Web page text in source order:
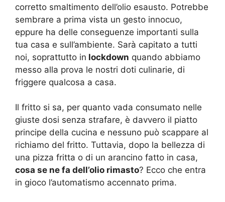
corretto smaltimento dell’olio esausto. Potrebbe
sembrare a prima vista un gesto innocuo,
eppure ha delle conseguenze importanti sulla
tua casa e sull’ambiente. Sarà capitato a tutti
noi, soprattutto in lockdown quando abbiamo
messo alla prova le nostri doti culinarie, di
friggere qualcosa a casa.
Il fritto si sa, per quanto vada consumato nelle
giuste dosi senza strafare, è davvero il piatto
principe della cucina e nessuno può scappare al
richiamo del fritto. Tuttavia, dopo la bellezza di
una pizza fritta o di un arancino fatto in casa,
cosa se ne fa dell’olio rimasto? Ecco che entra
in gioco l’automatismo accennato prima.